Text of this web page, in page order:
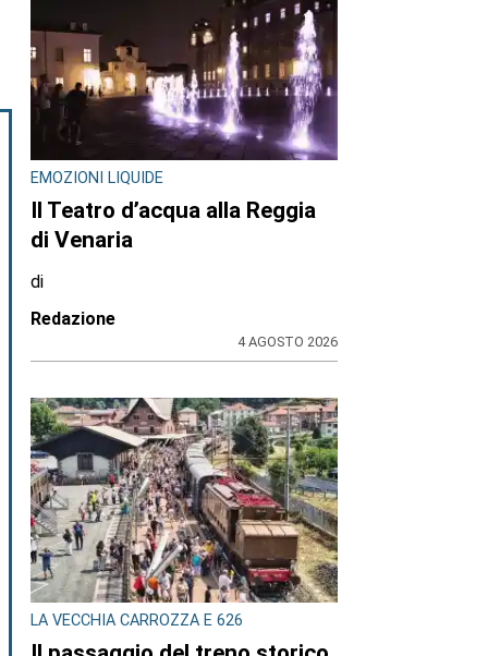
EMOZIONI LIQUIDE
Il Teatro d’acqua alla Reggia
di Venaria
di
Redazione
4 AGOSTO 2026
LA VECCHIA CARROZZA E 626